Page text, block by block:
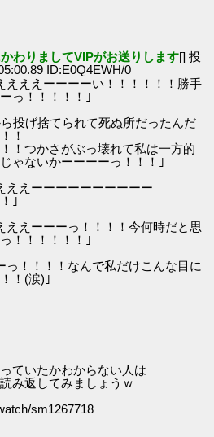
わりましてVIPがお送りします[] 投
ID:E0Q4EWH/0
えええーーーーい！！！！！！勝手
っ！！！！！｣
投げ捨てられて死ぬ所だったんだ
！
！つかさがぶっ壊れて私は一方的
ゃないかーーーーっ！！！｣
ええーーーーーーーーーー
｣
ええーーーっ！！！！今何時だと思
！！！！！！｣
っ！！！！なんで私だけこんな目に
！(涙)｣
ていたかわからない人は
み返してみましょうｗ
sm1267718